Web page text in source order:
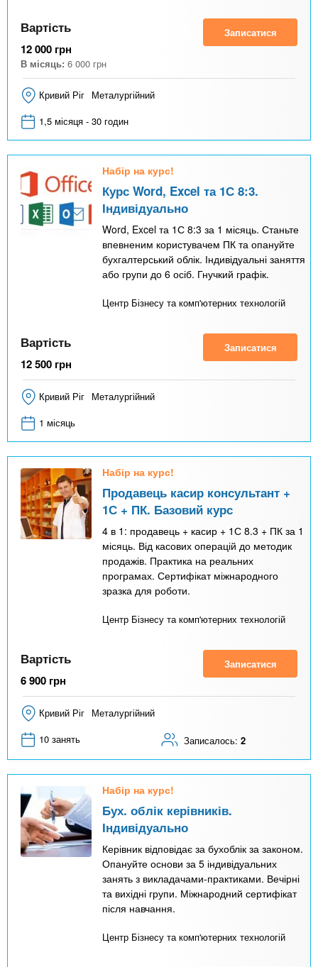
Вартість
12 000 грн
В місяць: 6 000 грн
Записатися
Кривий Ріг Металургійний
1,5 місяця - 30 годин
Набір на курс!
Курс Word, Excel та 1С 8:3.
Індивідуально
Word, Excel та 1С 8:3 за 1 місяць. Станьте
впевненим користувачем ПК та опануйте
бухгалтерський облік. Індивідуальні заняття
або групи до 6 осіб. Гнучкий графік.
Центр Бізнесу та комп'ютерних технологій
Вартість
12 500 грн
Записатися
Кривий Ріг Металургійний
1 місяць
Набір на курс!
Продавець касир консультант +
1С + ПК. Базовий курс
4 в 1: продавець + касир + 1С 8.3 + ПК за 1
місяць. Від касових операцій до методик
продажів. Практика на реальних
програмах. Сертифікат міжнародного
зразка для роботи.
Центр Бізнесу та комп'ютерних технологій
Вартість
6 900 грн
Записатися
Кривий Ріг Металургійний
10 занять
Записалось: 2
Набір на курс!
Бух. облік керівників.
Індивідуально
Керівник відповідає за бухоблік за законом.
Опануйте основи за 5 індивідуальних
занять з викладачами-практиками. Вечірні
та вихідні групи. Міжнародний сертифікат
після навчання.
Центр Бізнесу та комп'ютерних технологій